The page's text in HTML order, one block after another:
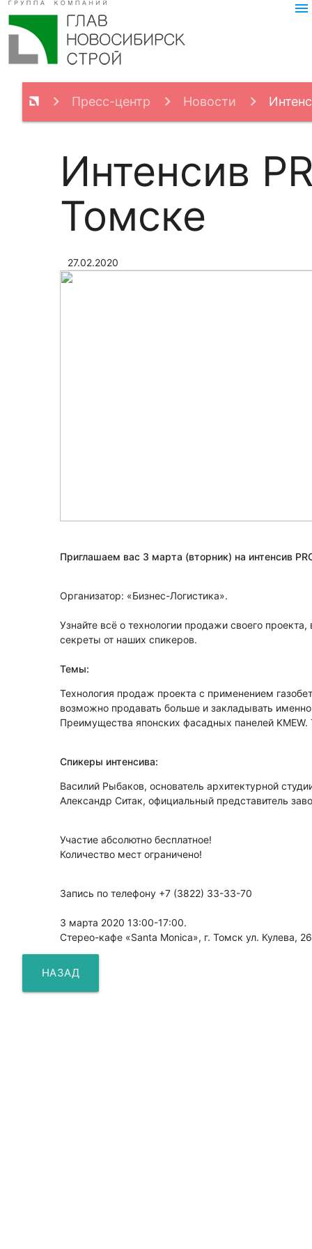
menu
Пресс-центр Новости
Интенсив
Томске
27.02.2020
Приглашаем вас 3 марта (вторник) на интенсив
Организатор: «Бизнес-Логистика».
Узнайте всё о технологии продажи своего
секреты от наших спикеров.
Темы:
Технология продаж проекта с применением
возможно продавать больше и закладывать
Преимущества японских фасадных панелей
Спикеры интенсива:
Василий Рыбаков, основатель архитектурной
Александр Ситак, официальный представитель
Участие абсолютно бесплатное!
Количество мест ограничено!
Запись по телефону +7 (3822) 33-33-70
3 марта 2020 13:00-17:00.
Стерео-кафе «Santa Monica», г. Томск ул. Кулева,
НАЗАД